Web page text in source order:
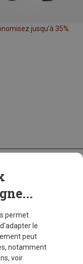
jusqu'à 35%
permet
le
peut
notamment
voir